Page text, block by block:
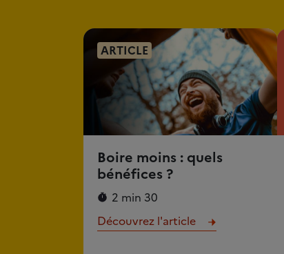
ARTICLE
Boire moins : quels
bénéfices ?
2 min 30
Découvrez l'article